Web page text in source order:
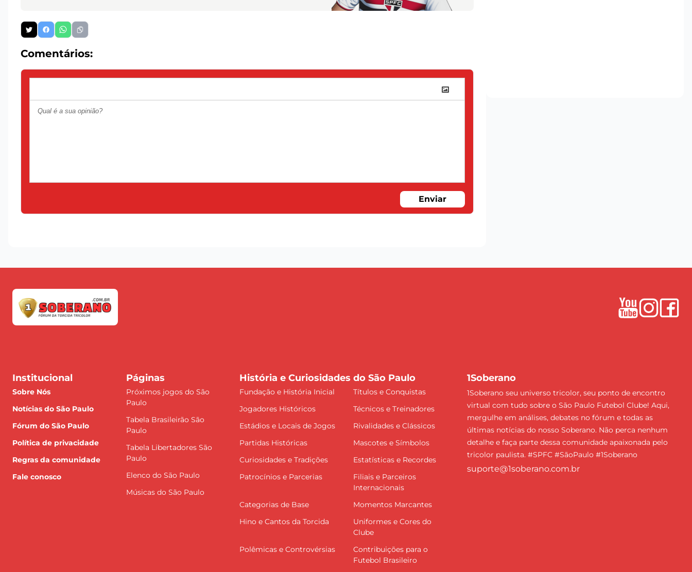
Comentários:
Enviar
Institucional
Sobre Nós
Notícias do São Paulo
Fórum do São Paulo
Política de privacidade
Regras da comunidade
Fale conosco
Páginas
Próximos jogos do São
Paulo
Tabela Brasileirão São
Paulo
Tabela Libertadores São
Paulo
Elenco do São Paulo
Músicas do São Paulo
História e Curiosidades do São Paulo
Fundação e História Inicial
Títulos e Conquistas
Jogadores Históricos
Técnicos e Treinadores
Estádios e Locais de Jogos
Rivalidades e Clássicos
Partidas Históricas
Mascotes e Símbolos
Curiosidades e Tradições
Estatísticas e Recordes
Patrocínios e Parcerias
Filiais e Parceiros
Internacionais
Categorias de Base
Momentos Marcantes
Hino e Cantos da Torcida
Uniformes e Cores do
Clube
Polêmicas e Controvérsias
Contribuições para o
Futebol Brasileiro
1Soberano
1Soberano seu universo tricolor, seu ponto de encontro
virtual com tudo sobre o São Paulo Futebol Clube! Aqui,
mergulhe em análises, debates no fórum e todas as
últimas notícias do nosso Soberano. Não perca nenhum
detalhe e faça parte dessa comunidade apaixonada pelo
tricolor paulista. #SPFC #SãoPaulo #1Soberano
suporte@1soberano.com.br